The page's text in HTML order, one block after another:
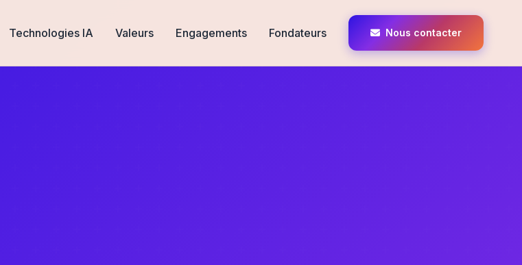
Technologies IA Valeurs Engagements Fondateurs Nous contacter